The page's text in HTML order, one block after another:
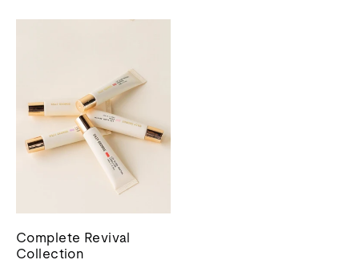
Complete Revival
Collection